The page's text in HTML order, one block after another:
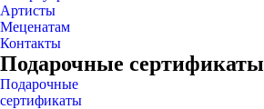
Артисты
Меценатам
Контакты
Подарочные сертификаты
Подарочные
сертификаты